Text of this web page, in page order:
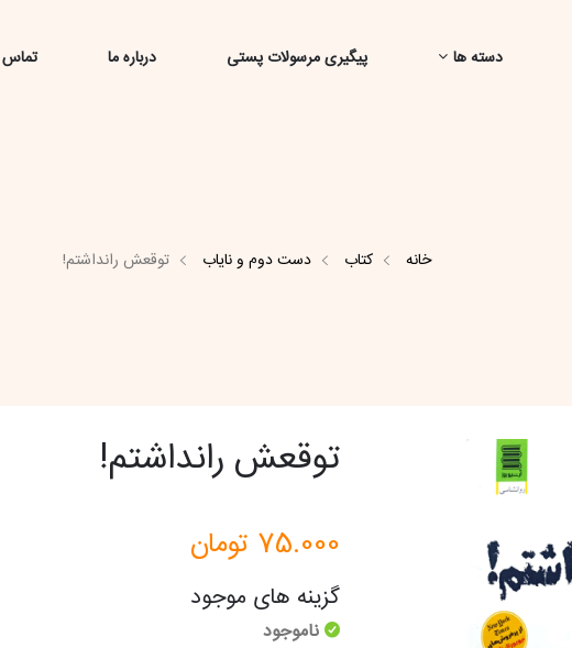
دسته ها پیگیری مرسولات پستی درباره ما تماس
خانه کتاب دست دوم و نایاب توقعش رانداشتم!
توقعش رانداشتم!
75.000 تومان
گزینه های موجود
ناموجود